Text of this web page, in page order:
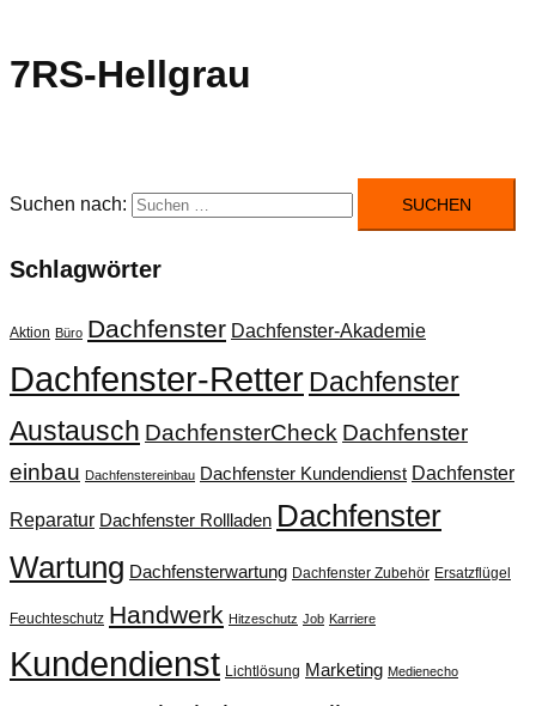
7RS-Hellgrau
Suchen nach:
Schlagwörter
Aktion Büro Dachfenster Dachfenster-Akademie
Dachfenster-RetterDachfenster
Austausch DachfensterCheck Dachfenster
einbau Dachfenstereinbau Dachfenster Kundendienst Dachfenster
Reparatur Dachfenster Rollladen Dachfenster
Wartung Dachfensterwartung Dachfenster Zubehör Ersatzflügel
Feuchteschutz Handwerk Hitzeschutz Job Karriere
Kundendienst Lichtlösung Marketing Medienecho